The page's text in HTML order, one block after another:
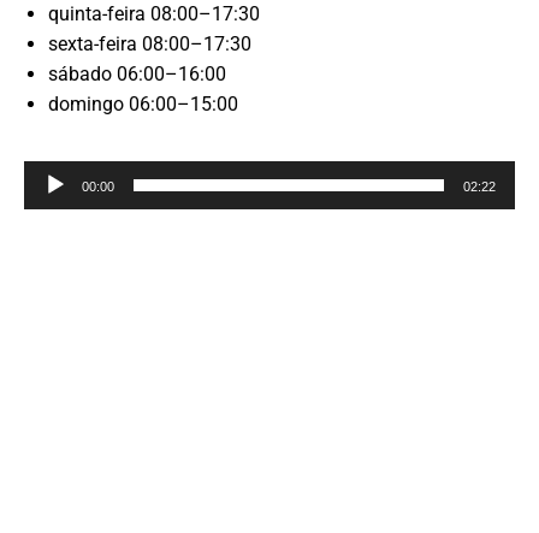
quinta-feira 08:00–17:30
sexta-feira 08:00–17:30
sábado 06:00–16:00
domingo 06:00–15:00
Reprodutor
de
00:00 02:22